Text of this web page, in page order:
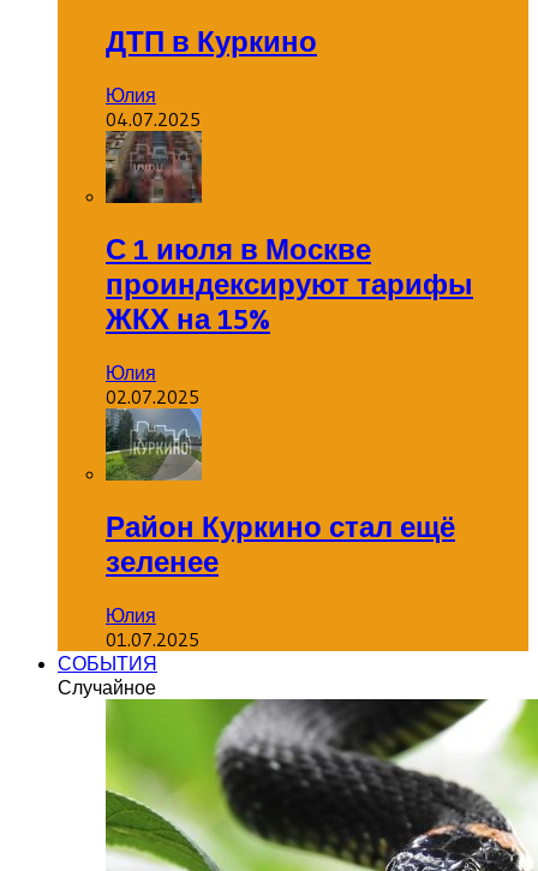
ДТП в Куркино
Юлия
04.07.2025
С 1 июля в Москве
проиндексируют тарифы
ЖКХ на 15%
Юлия
02.07.2025
Район Куркино стал ещё
зеленее
Юлия
01.07.2025
СОБЫТИЯ
Случайное